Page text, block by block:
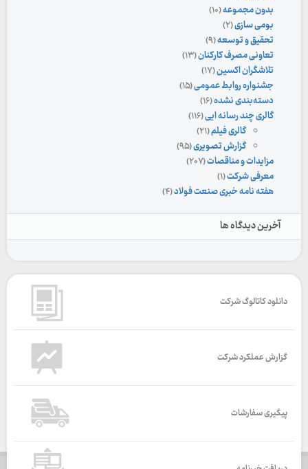
بدون مجموعه(۱۰)
بومی سازی(۲)
تحقیق و توسعه(۹)
تعاونی مصرف کارکنان(۱۳)
تلاشگران اکسین(۱۷)
جشنواره روابط عمومی(۱۵)
دسته‌بندی نشده(۱۶)
گالری چند رسانه ایی(۱۱۶)
گالری فیلم(۲۱)
گزارش تصویری(۹۵)
مزایدات و مناقصات(۲۰۷)
معرفی شرکت(۱)
هفته نامه خبری صنعت فولاد(۴)
آخرین دیدگاه ها
دانلود کاتالوگ شرکت
گزارش عملکرد شرکت
پیگیری سفارشات